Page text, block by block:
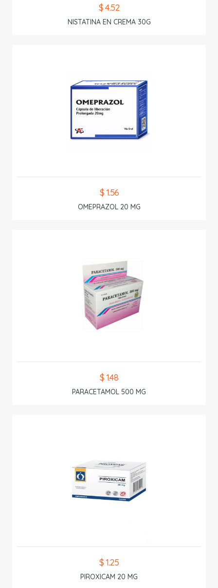
$ 4.52
NISTATINA EN CREMA 30G
$ 1.56
OMEPRAZOL 20 MG
$ 1.48
PARACETAMOL 500 MG
$ 1.25
PIROXICAM 20 MG